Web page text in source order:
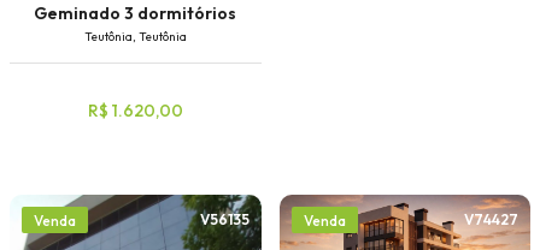
Geminado 3 dormitórios
Teutônia, Teutônia
R$ 1.620,00
Venda V56135 Venda V74427